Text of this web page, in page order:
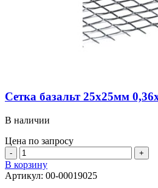
Сетка базальт 25х25мм
В наличии
Цена по запросу
Количество
товара
Сетка
базальт
В корзину
Артикул: 00-00019025